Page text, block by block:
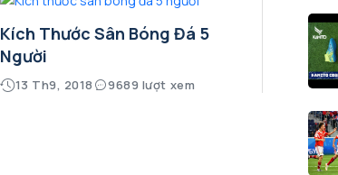
Kích Thước Sân Bóng Đá 5
Người
13 Th9, 2018 9689 lượt xem